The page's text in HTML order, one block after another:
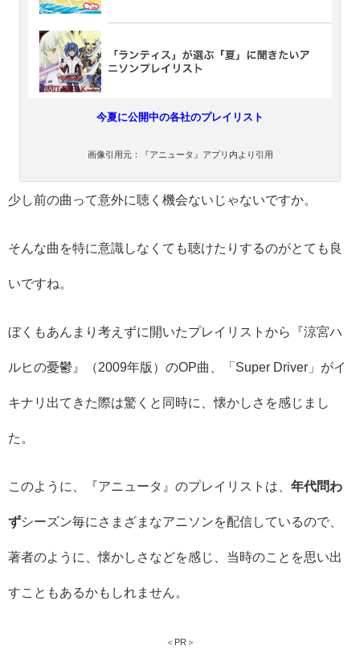
今夏に公開中の各社のプレイリスト
画像引用元：『アニュータ』アプリ内より引用
少し前の曲って意外に聴く機会ないじゃないですか。
そんな曲を特に意識しなくても聴けたりするのがとても良
いですね。
ぼくもあんまり考えずに開いたプレイリストから『涼宮ハ
ルヒの憂鬱』（2009年版）のOP曲、「Super Driver」がイ
キナリ出てきた際は驚くと同時に、懐かしさを感じまし
た。
このように、『アニュータ』のプレイリストは、 年代問わ
ずシーズン毎にさまざまなアニソンを配信しているので、
著者のように、懐かしさなどを感じ、当時のことを思い出
すこともあるかもしれません。
＜PR＞